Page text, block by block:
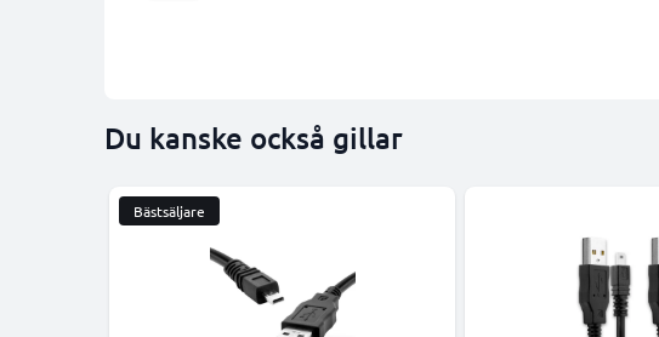
Du kanske också gillar
Bästsäljare